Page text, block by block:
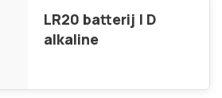
LR20 batterij | D
alkaline